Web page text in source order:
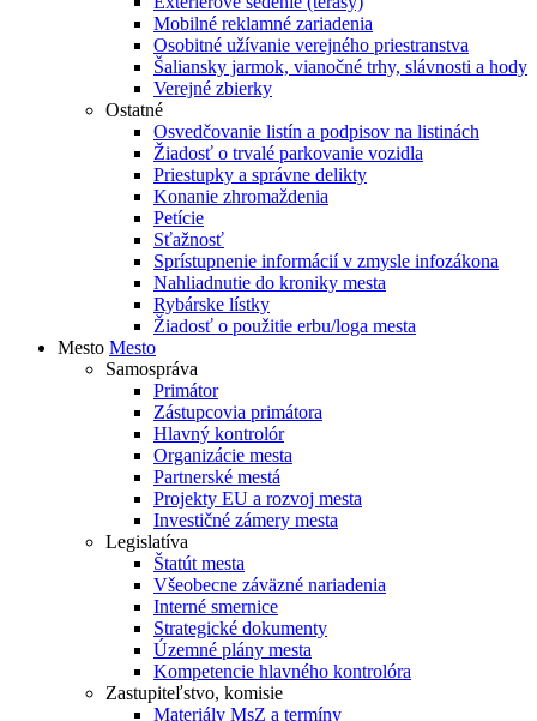
Mobilné reklamné zariadenia
Osobitné užívanie verejného priestranstva
Šaliansky jarmok, vianočné trhy, slávnosti a hody
Verejné zbierky
Ostatné
Osvedčovanie listín a podpisov na listinách
Žiadosť o trvalé parkovanie vozidla
Priestupky a správne delikty
Konanie zhromaždenia
Petície
Sťažnosť
Sprístupnenie informácií v zmysle infozákona
Nahliadnutie do kroniky mesta
Rybárske lístky
Žiadosť o použitie erbu/loga mesta
Mesto Mesto
Samospráva
Primátor
Zástupcovia primátora
Hlavný kontrolór
Organizácie mesta
Partnerské mestá
Projekty EU a rozvoj mesta
Investičné zámery mesta
Legislatíva
Štatút mesta
Všeobecne záväzné nariadenia
Interné smernice
Strategické dokumenty
Územné plány mesta
Kompetencie hlavného kontrolóra
Zastupiteľstvo, komisie
Materiály MsZ a termíny